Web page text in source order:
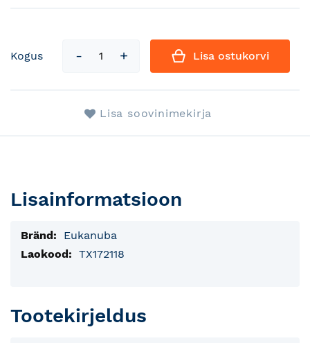
Kogus Lisa ostukorvi
Lisa soovinimekirja
Lisainformatsioon
Lisainfo
Eukanuba
TX172118
Tootekirjeldus